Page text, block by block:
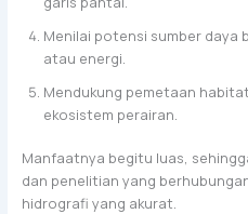
Menilai potensi sumber daya
atau energi.
Mendukung pemetaan
ekosistem perairan.
Manfaatnya begitu luas,
dan penelitian yang
hidrografi yang akurat.